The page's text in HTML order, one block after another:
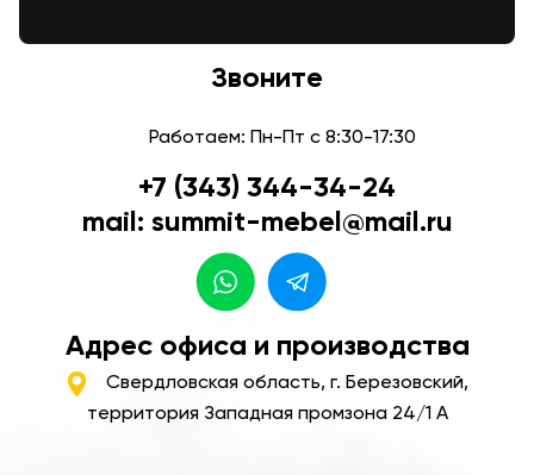
Звоните
Работаем: Пн-Пт с 8:30-17:30
+7 (343) 344-34-24
mail: summit-mebel@mail.ru
Адрес офиса и производства
Свердловская область, г. Березовский,
территория Западная промзона 24/1 А